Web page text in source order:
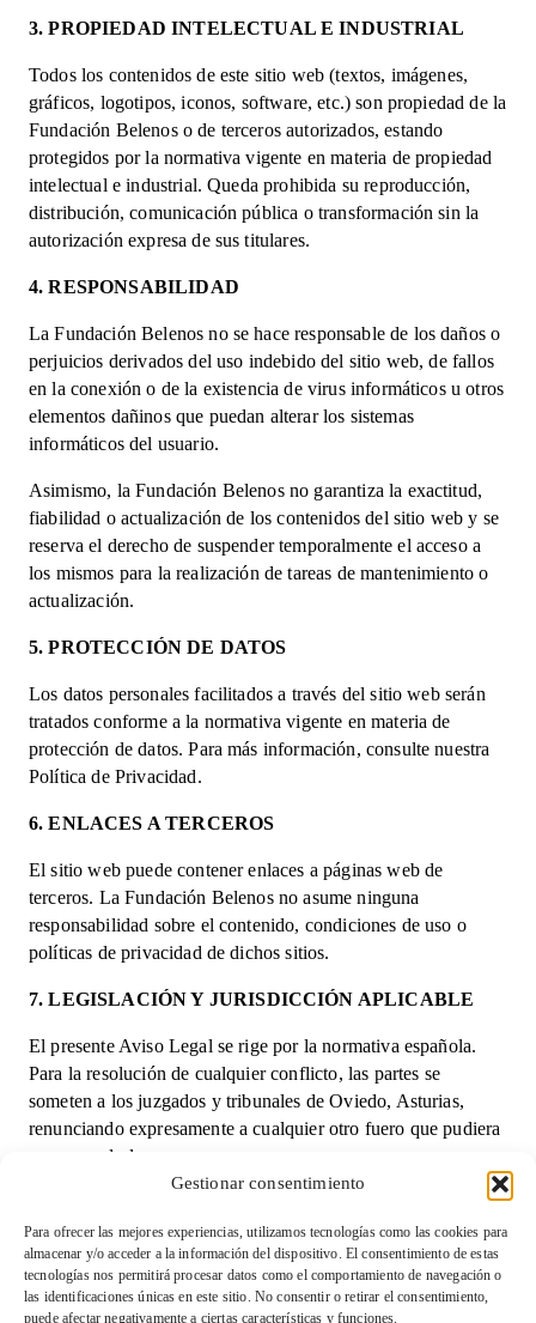
Gestionar consentimiento
Para ofrecer las mejores experiencias, utilizamos tecnologías como las cookies para
almacenar y/o acceder a la información del dispositivo. El consentimiento de estas
tecnologías nos permitirá procesar datos como el comportamiento de navegación o
las identificaciones únicas en este sitio. No consentir o retirar el consentimiento,
puede afectar negativamente a ciertas características y funciones.
3. PROPIEDAD INTELECTUAL E INDUSTRIAL
Todos los contenidos de este sitio web (textos, imágenes,
gráficos, logotipos, iconos, software, etc.) son propiedad de la
Fundación Belenos o de terceros autorizados, estando
protegidos por la normativa vigente en materia de propiedad
intelectual e industrial. Queda prohibida su reproducción,
distribución, comunicación pública o transformación sin la
autorización expresa de sus titulares.
4. RESPONSABILIDAD
La Fundación Belenos no se hace responsable de los daños o
perjuicios derivados del uso indebido del sitio web, de fallos
en la conexión o de la existencia de virus informáticos u otros
elementos dañinos que puedan alterar los sistemas
informáticos del usuario.
Asimismo, la Fundación Belenos no garantiza la exactitud,
fiabilidad o actualización de los contenidos del sitio web y se
reserva el derecho de suspender temporalmente el acceso a
los mismos para la realización de tareas de mantenimiento o
actualización.
5. PROTECCIÓN DE DATOS
Los datos personales facilitados a través del sitio web serán
tratados conforme a la normativa vigente en materia de
protección de datos. Para más información, consulte nuestra
Política de Privacidad.
6. ENLACES A TERCEROS
El sitio web puede contener enlaces a páginas web de
terceros. La Fundación Belenos no asume ninguna
responsabilidad sobre el contenido, condiciones de uso o
políticas de privacidad de dichos sitios.
7. LEGISLACIÓN Y JURISDICCIÓN APLICABLE
El presente Aviso Legal se rige por la normativa española.
Para la resolución de cualquier conflicto, las partes se
someten a los juzgados y tribunales de Oviedo, Asturias,
renunciando expresamente a cualquier otro fuero que pudiera
corresponderles.
correo electrónicofundacionbelenos@gmail.com.
Condiciones de venta y devolución